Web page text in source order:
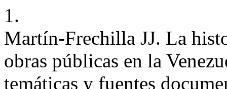
1.
Martín-Frechilla JJ. La
obras públicas en la
temáticas y fuentes